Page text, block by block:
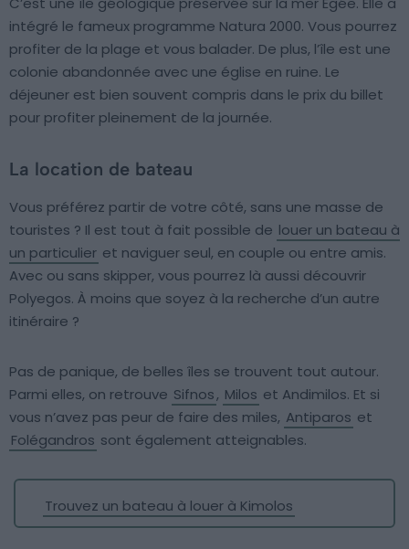
intégré le fameux programme Natura 2000. Vous pourrez
profiter de la plage et vous balader. De plus, l’île est une
colonie abandonnée avec une église en ruine. Le
déjeuner est bien souvent compris dans le prix du billet
pour profiter pleinement de la journée.
La location de bateau
Vous préférez partir de votre côté, sans une masse de
touristes ? Il est tout à fait possible de louer un bateau à
un particulier et naviguer seul, en couple ou entre amis.
Avec ou sans skipper, vous pourrez là aussi découvrir
Polyegos. À moins que soyez à la recherche d’un autre
itinéraire ?
Pas de panique, de belles îles se trouvent tout autour.
Parmi elles, on retrouve Sifnos, Milos et Andimilos. Et si
vous n’avez pas peur de faire des miles, Antiparos et
Folégandros sont également atteignables.
Trouvez un bateau à louer à Kimolos